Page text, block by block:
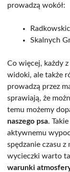
prowadzą wokół:
Skalnych
Co więcej, każdy
widoki, ale także
prowadzą przez
sprawiają, że
temu możemy
naszego psa.
aktywnemu
spędzanie czasu
wycieczki warto
warunki